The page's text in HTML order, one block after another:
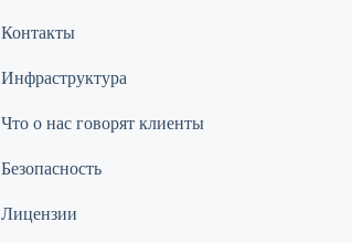
Контакты
Инфраструктура
Что о нас говорят клиенты
Безопасность
Лицензии